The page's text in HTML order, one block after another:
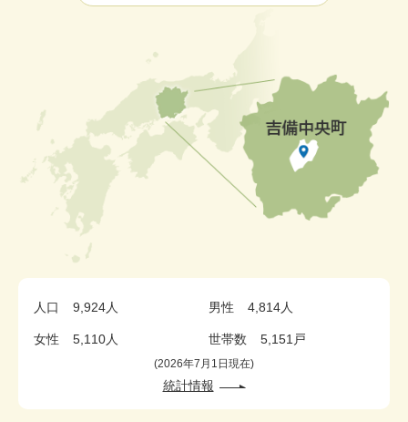
人口 9,924人 男性 4,814人
女性 5,110人 世帯数 5,151戸
2026年7月1日現在
統計情報